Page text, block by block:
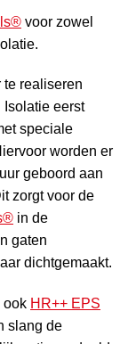
voor zowel
realiseren
Isolatie eerst
speciale
worden er
geboord aan
zorgt voor de
in de
gaten
dichtgemaakt.
ook HR++ EPS
slang de